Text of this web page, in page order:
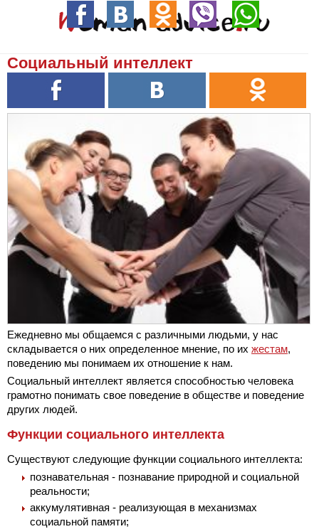
Социальный интеллект
Ежедневно мы общаемся с различными людьми, у нас
складывается о них определенное мнение, по их жестам,
поведению мы понимаем их отношение к нам.
Социальный интеллект является способностью человека
грамотно понимать свое поведение в обществе и поведение
других людей.
Функции социального интеллекта
Существуют следующие функции социального интеллекта:
познавательная - познавание природной и социальной
реальности;
аккумулятивная - реализующая в механизмах
социальной памяти;